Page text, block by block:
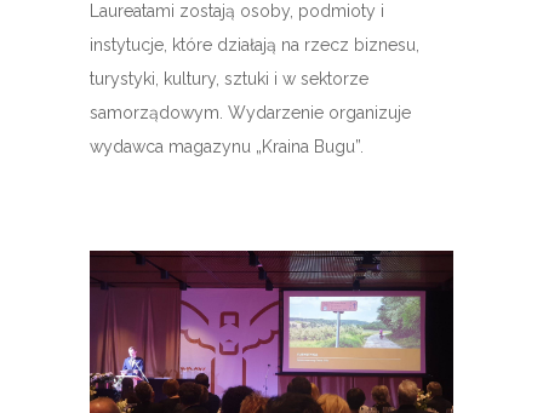
Laureatami zostają osoby, podmioty i
instytucje, które działają na rzecz biznesu,
turystyki, kultury, sztuki i w sektorze
samorządowym. Wydarzenie organizuje
wydawca magazynu „Kraina Bugu”.